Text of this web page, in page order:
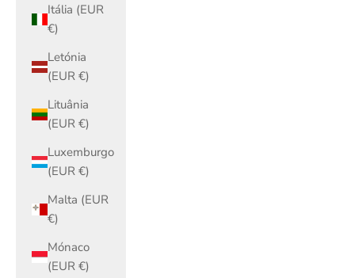
Itália (EUR
€)
Letónia
(EUR €)
Lituânia
(EUR €)
Luxemburgo
(EUR €)
Malta (EUR
€)
Mónaco
(EUR €)